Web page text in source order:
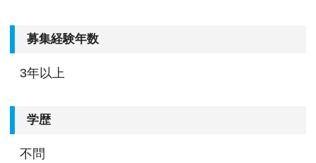
募集経験年数
3年以上
学歴
不問